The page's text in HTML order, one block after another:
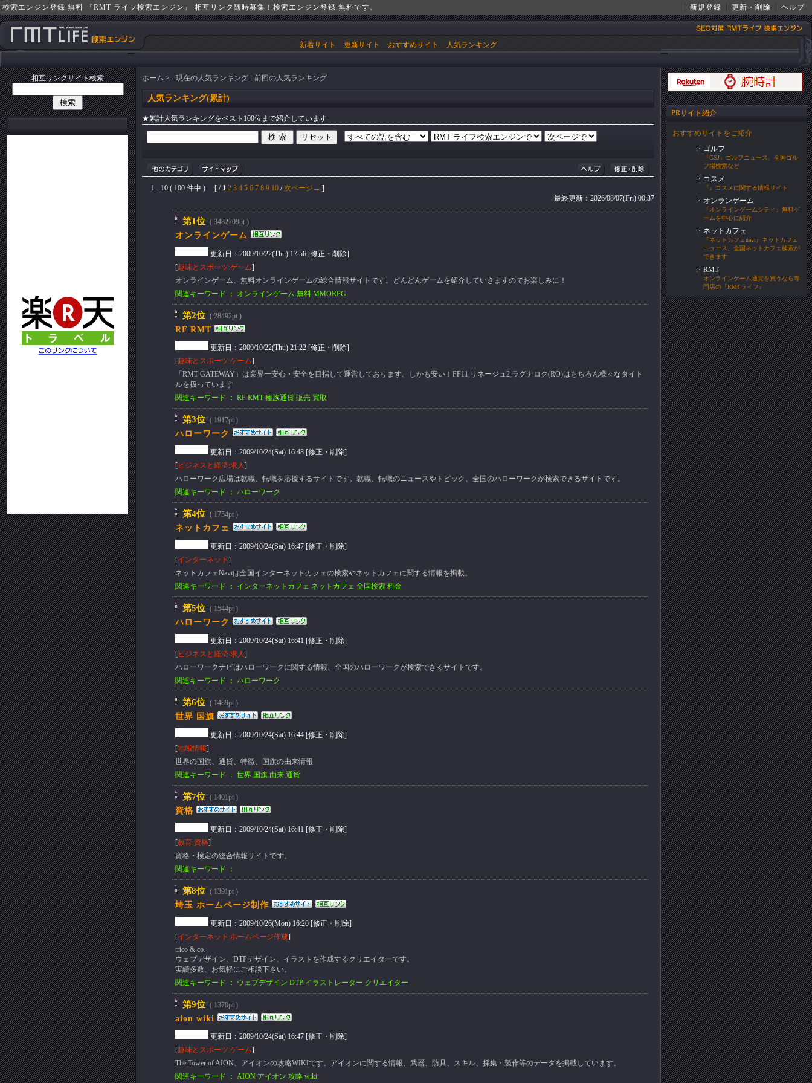
検索エンジン登録 無料 『RMT ライフ検索エンジン』 相互リンク随時募集！検索エンジン登録 無料です。 新規登録 更新・削除 ヘルプ
新着サイト 更新サイト おすすめサイト 人気ランキング
相互リンクサイト検索 ホーム > - 現在の人気ランキング - 前回の人気ランキング
人気ランキング(累計)
★累計人気ランキングをベスト100位まで紹介しています
1 - 10 ( 100 件中 ) [ / 1 2 3 4 5 6 7 8 9 10 / 次ページ→ ]
最終更新：2026/08/07(Fri) 00:37
第1位 ( 3482709pt )
オンラインゲーム
更新日：2009/10/22(Thu) 17:56 [修正・削除]
[趣味とスポーツ:ゲーム]
オンラインゲーム、無料オンラインゲームの総合情報サイトです。どんどんゲームを紹介していきますのでお楽しみに！
関連キーワード ： オンラインゲーム 無料 MMORPG
第2位 ( 28492pt )
RF RMT
更新日：2009/10/22(Thu) 21:22 [修正・削除]
[趣味とスポーツ:ゲーム]
「RMT GATEWAY」は業界一安心・安全を目指して運営しております。しかも安い！FF11,リネージュ2,ラグナロク(RO)はもちろん様々なタイト
ルを扱っています
関連キーワード ： RF RMT 種族通貨 販売 買取
第3位 ( 1917pt )
ハローワーク
更新日：2009/10/24(Sat) 16:48 [修正・削除]
[ビジネスと経済:求人]
ハローワーク広場は就職、転職を応援するサイトです。就職、転職のニュースやトピック、全国のハローワークが検索できるサイトです。
関連キーワード ： ハローワーク
第4位 ( 1754pt )
ネットカフェ
更新日：2009/10/24(Sat) 16:47 [修正・削除]
[インターネット ]
ネットカフェNaviは全国インターネットカフェの検索やネットカフェに関する情報を掲載。
関連キーワード ： インターネットカフェ ネットカフェ 全国検索 料金
第5位 ( 1544pt )
ハローワーク
更新日：2009/10/24(Sat) 16:41 [修正・削除]
[ビジネスと経済:求人]
ハローワークナビはハローワークに関する情報、全国のハローワークが検索できるサイトです。
関連キーワード ： ハローワーク
第6位 ( 1489pt )
世界 国旗
更新日：2009/10/24(Sat) 16:44 [修正・削除]
[地域情報]
世界の国旗、通貨、特徴、国旗の由来情報
関連キーワード ： 世界 国旗 由来 通貨
第7位 ( 1401pt )
資格
更新日：2009/10/24(Sat) 16:41 [修正・削除]
[教育:資格]
資格・検定の総合情報サイトです。
関連キーワード ：
第8位 ( 1391pt )
埼玉 ホームページ制作
更新日：2009/10/26(Mon) 16:20 [修正・削除]
[インターネット:ホームページ作成]
trico & co.
ウェブデザイン、DTPデザイン、イラストを作成するクリエイターです。
実績多数、お気軽にご相談下さい。
関連キーワード ： ウェブデザイン DTP イラストレーター クリエイター
第9位 ( 1370pt )
aion wiki
更新日：2009/10/24(Sat) 16:47 [修正・削除]
[趣味とスポーツ:ゲーム]
The Tower of AION、アイオンの攻略WIKIです。アイオンに関する情報、武器、防具、スキル、採集・製作等のデータを掲載しています。
関連キーワード ： AION アイオン 攻略 wiki
PRサイト紹介
おすすめサイトをご紹介
ゴルフ
『GSJ』ゴルフニュース、全国ゴル
フ場検索など
コスメ
『』コスメに関する情報サイト
オンランゲーム
『オンラインゲームシティ』無料ゲ
ームを中心に紹介
ネットカフェ
『ネットカフェnavi』ネットカフェ
ニュース、全国ネットカフェ検索が
できます
RMT
オンラインゲーム通貨を買うなら専
門店の『RMTライフ』